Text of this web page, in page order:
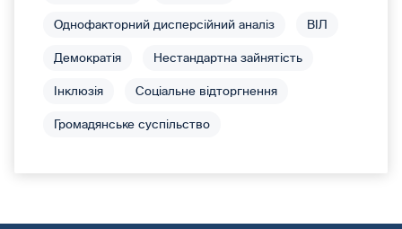
Однофакторний дисперсійний аналіз ВІЛ
Демократія Нестандартна зайнятість
Інклюзія Соціальне відторгнення
Громадянське суспільство